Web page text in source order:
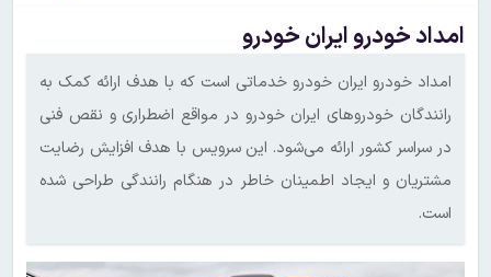
امداد خودرو ایران خودرو
امداد خودرو ایران خودرو خدماتی است که با هدف ارائه کمک به
رانندگان خودروهای ایران خودرو در مواقع اضطراری و نقص فنی
در سراسر کشور ارائه می‌شود. این سرویس با هدف افزایش رضایت
مشتریان و ایجاد اطمینان خاطر در هنگام رانندگی طراحی شده
است.